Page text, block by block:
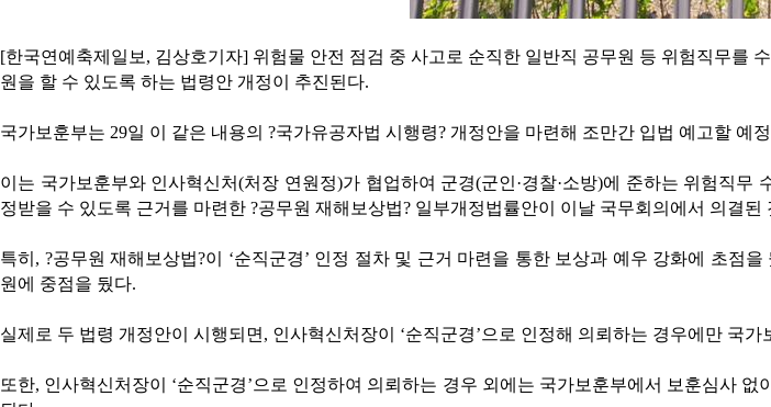
[한국연예축제일보, 김상호기자] 위험물 안전 점검 중 사고로 순직한 일반직 공무원 등 위험직무를
원을 할 수 있도록 하는 법령안 개정이 추진된다.
국가보훈부는 29일 이 같은 내용의 ?국가유공자법 시행령? 개정안을 마련해 조만간 입법 예고할 예
이는 국가보훈부와 인사혁신처(처장 연원정)가 협업하여 군경(군인·경찰·소방)에 준하는 위험직
정받을 수 있도록 근거를 마련한 ?공무원 재해보상법? 일부개정법률안이 이날 국무회의에서 의결
특히, ?공무원 재해보상법?이 ‘순직군경’ 인정 절차 및 근거 마련을 통한 보상과 예우 강화에 초점
원에 중점을 뒀다.
실제로 두 법령 개정안이 시행되면, 인사혁신처장이 ‘순직군경’으로 인정해 의뢰하는 경우에만 국
또한, 인사혁신처장이 ‘순직군경’으로 인정하여 의뢰하는 경우 외에는 국가보훈부에서 보훈심사